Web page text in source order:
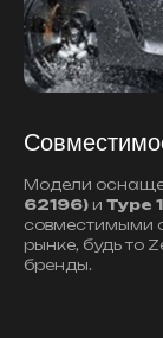
Модели
62196) и Type
совместимыми
рынке, будь то
бренды.